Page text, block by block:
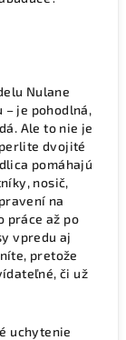
Nulane
– je pohodlná,
Ale to nie je
dvojité
pomáhajú
nosič,
na
práce až po
vpredu aj
pretože
či už
uchytenie